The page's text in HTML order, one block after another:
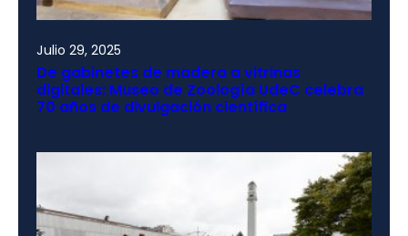
Julio 29, 2025
De gabinetes de madera a vitrinas
digitales: Museo de Zoología UdeC celebra
70 años de divulgación científica